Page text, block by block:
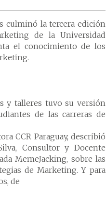
culminó la tercera edición
de la Universidad
el conocimiento de los
y talleres tuvo su versión
de las carreras de
CCR Paraguay, describió
Consultor y Docente
MemeJacking, sobre las
de Marketing. Y para
de